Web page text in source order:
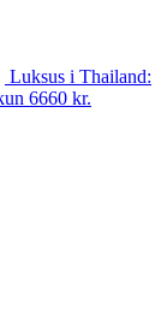
Luksus i Thailand:
6660 kr.